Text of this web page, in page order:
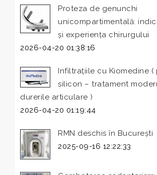
Proteza de genunchi
unicompartimentală:
și experiența chirurgului
2026-04-20 01:38:16
Infiltrațiile cu Kiomedine
silicon – tratament
durerile articulare )
2026-04-20 01:19:44
RMN deschis în București
2025-09-16 12:22:33